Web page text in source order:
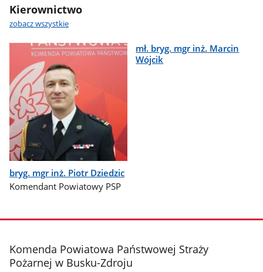
Kierownictwo
zobacz wszystkie
bryg. mgr inż. Piotr Dziedzic
Komendant Powiatowy PSP
mł. bryg. mgr inż. Marcin
Wójcik
stopka
Komenda Powiatowa Państwowej Straży
Pożarnej w Busku-Zdroju